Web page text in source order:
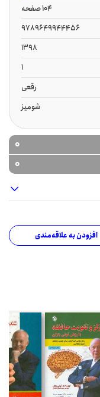
104 صفحه
9789649944456
1398
1
رقعی
شومیز
0
0
افزودن به علاقه‌مندی